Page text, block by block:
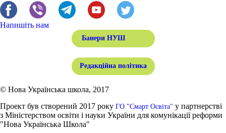
Напишіть нам
Банери НУШ
Редакційна політика
© Нова Українська школа, 2017
Проект був створений 2017 року ГО "Смарт Освіта" у партнерстві
з Міністерством освіти і науки України для комунікації реформи
"Нова Українська Школа"